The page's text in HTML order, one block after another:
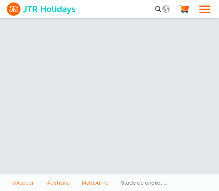
Mobile Search
Accueil Australie Melbourne Stade de cricket de Melbourne (MCG)